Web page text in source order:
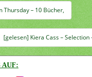
Thursday – 10 Bücher,
[gelesen] Kiera Cass –
AUF: